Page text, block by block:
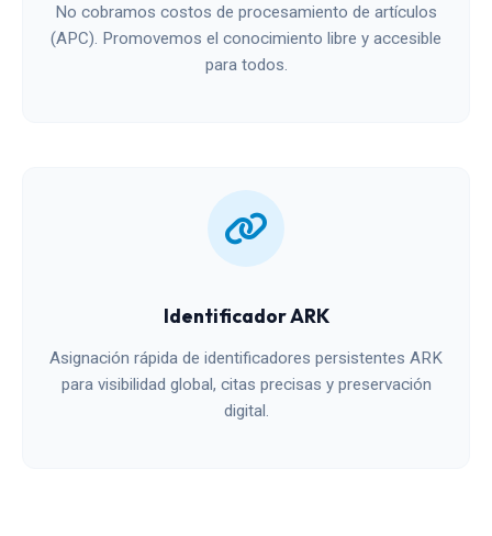
No cobramos costos de procesamiento de artículos
(APC). Promovemos el conocimiento libre y accesible
para todos.
Identificador ARK
Asignación rápida de identificadores persistentes ARK
para visibilidad global, citas precisas y preservación
digital.